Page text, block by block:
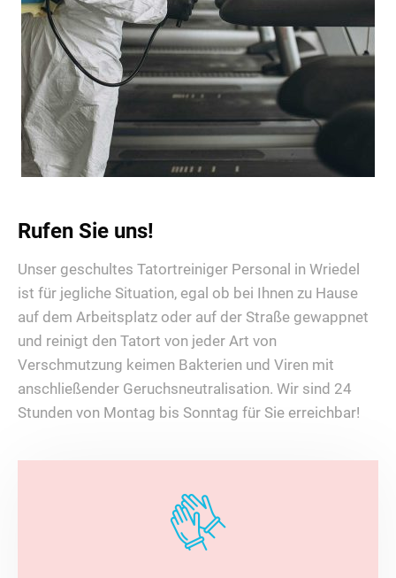
Rufen Sie uns!
Unser geschultes Tatortreiniger Personal in Wriedel
ist für jegliche Situation, egal ob bei Ihnen zu Hause
auf dem Arbeitsplatz oder auf der Straße gewappnet
und reinigt den Tatort von jeder Art von
Verschmutzung keimen Bakterien und Viren mit
anschließender Geruchsneutralisation. Wir sind 24
Stunden von Montag bis Sonntag für Sie erreichbar!